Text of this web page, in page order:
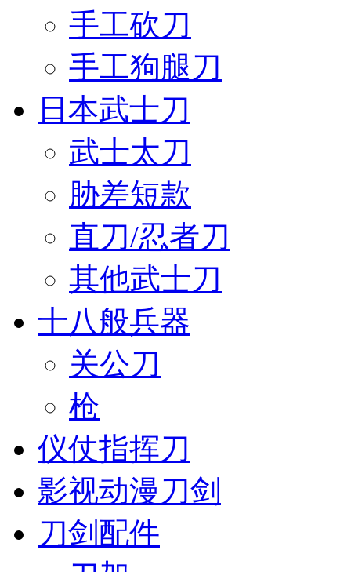
手工砍刀
手工狗腿刀
日本武士刀
武士太刀
胁差短款
直刀/忍者刀
其他武士刀
十八般兵器
关公刀
枪
仪仗指挥刀
影视动漫刀剑
刀剑配件